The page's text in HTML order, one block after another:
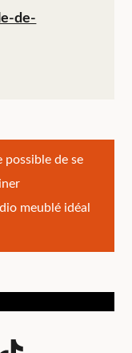
de-
possible de se
meublé idéal